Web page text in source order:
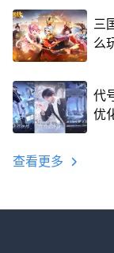
三
么
代
优
查看更多